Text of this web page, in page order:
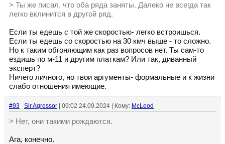
> Ты же писал, что оба ряда заняты. Далеко не всегда так
легко вклинится в другой ряд.
Если ты едешь с той же скоростью- легко встроишься.
Если ты едешь со скоростью на 30 кмч выше - то сложно.
Но к таким обгоняющим как раз вопросов нет. Ты сам-то
ездишь по м-11 и другим платкам? Или так, диванный
эксперт?
Ничего личного, но твои аргументы- формальные и к жизни
слабо отношения имеющие.
#93 Sir Agressor | 09:02 24.09.2024 | Кому: McLeod
> Нет, они такими рождаются.
Ага, конечно.